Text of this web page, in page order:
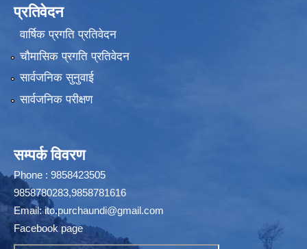
प्रतिवेदन
वार्षिक प्रगति प्रतिवेदन
चौमासिक प्रगति प्रतिवेदन
सार्वजनिक सुनुवाई
सार्वजनिक परीक्षण
सम्पर्क विवरण
Phone : 9858423505
9858780283,9858781616
Email:ito.purchaundi@gmail.com
Facebook page